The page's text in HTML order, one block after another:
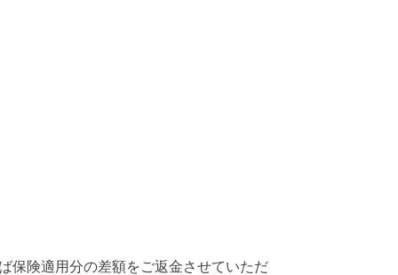
保険適用分の差額をご返金させていただ